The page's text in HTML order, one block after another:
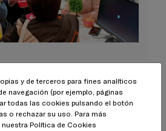
relacionadas
y de terceros para fines analíticos
navegación (por ejemplo, páginas
todas las cookies pulsando el botón
o rechazar su uso. Para más
Política de Cookies